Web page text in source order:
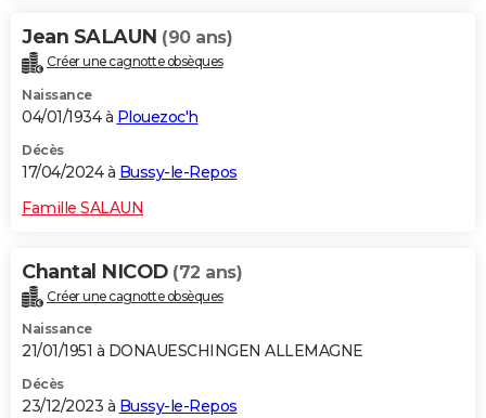
Jean SALAUN (90 ans)
Créer une cagnotte obsèques
Naissance
04/01/1934 à Plouezoc'h
Décès
17/04/2024 à Bussy-le-Repos
Famille SALAUN
Chantal NICOD (72 ans)
Créer une cagnotte obsèques
Naissance
21/01/1951 à DONAUESCHINGEN ALLEMAGNE
Décès
23/12/2023 à Bussy-le-Repos